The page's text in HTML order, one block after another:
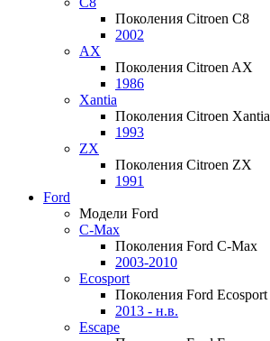
Поколения Citroen C8
2002
AX
Поколения Citroen AX
1986
Xantia
Поколения Citroen Xantia
1993
ZX
Поколения Citroen ZX
1991
Ford
Модели Ford
C-Max
Поколения Ford C-Max
2003-2010
Ecosport
Поколения Ford Ecosport
2013 - н.в.
Escape